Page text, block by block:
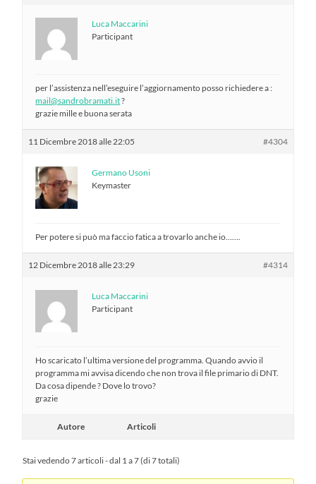
Luca Maccarini
Participant
per l’assistenza nell’eseguire l’aggiornamento posso richiedere a :
mail@sandrobramati.it?
grazie mille e buona serata
11 Dicembre 2018 alle 22:05 #4304
Germano Usoni
Keymaster
Per potere si può ma faccio fatica a trovarlo anche io…….
12 Dicembre 2018 alle 23:29 #4314
Luca Maccarini
Participant
Ho scaricato l’ultima versione del programma. Quando avvio il
programma mi avvisa dicendo che non trova il file primario di DNT.
Da cosa dipende ? Dove lo trovo?
grazie
Autore Articoli
Stai vedendo 7 articoli - dal 1 a 7 (di 7 totali)